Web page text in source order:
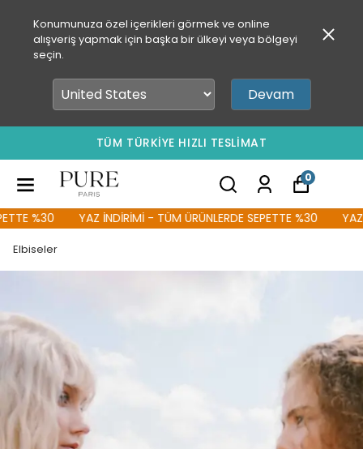
Konumunuza özel içerikleri görmek ve online
alışveriş yapmak için başka bir ülkeyi veya bölgeyi
seçin.
Devam
TÜM TÜRKİYE HIZLI TESLİMAT
0
%30 YAZ İNDİRİMİ - TÜM ÜRÜNLERDE SEPETTE %30 YAZ
Elbiseler